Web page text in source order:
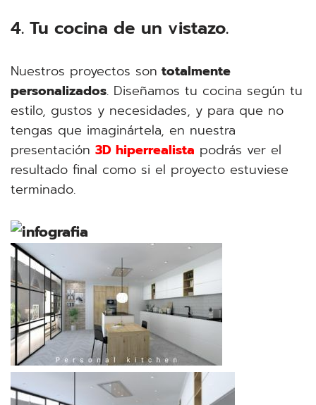
4. Tu cocina de un vistazo.
Nuestros proyectos son totalmente
personalizados. Diseñamos tu cocina según tu
estilo, gustos y necesidades, y para que no
tengas que imaginártela, en nuestra
presentación 3D hiperrealista podrás ver el
resultado final como si el proyecto estuviese
terminado.